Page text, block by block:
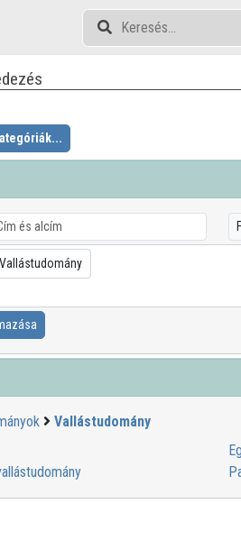
Vallástudomány
Vallástudomány